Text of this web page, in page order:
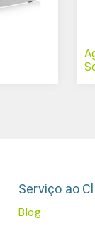
Serviço ao
Blog